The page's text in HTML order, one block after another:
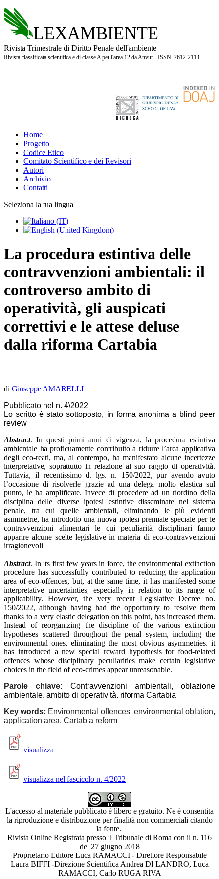
LEXAMBIENTE
Rivista Trimestrale di Diritto Penale dell'ambiente
Rivista classificata scientifica e di classe A per l'area 12 da Anvur - ISSN 2612-2113
Home
Progetto
Codice Etico
Comitato Scientifico e dei Revisori
Autori
Archivio
Contatti
Seleziona la tua lingua
La procedura estintiva delle
contravvenzioni ambientali: il
controverso ambito di
operatività, gli auspicati
correttivi e le attese deluse
dalla riforma Cartabia
di Giuseppe AMARELLI
Pubblicato nel n. 4\2022
Lo scritto è stato sottoposto, in forma anonima a blind peer
review
Abstract. In questi primi anni di vigenza, la procedura estintiva
ambientale ha proficuamente contribuito a ridurre l’area applicativa
degli eco-reati, ma, al contempo, ha manifestato alcune incertezze
interpretative, soprattutto in relazione al suo raggio di operatività.
Tuttavia, il recentissimo d. lgs. n. 150/2022, pur avendo avuto
l’occasione di risolverle grazie ad una delega molto elastica sul
punto, le ha amplificate. Invece di procedere ad un riordino della
disciplina delle diverse ipotesi estintive disseminate nel sistema
penale, tra cui quelle ambientali, eliminando le più evidenti
asimmetrie, ha introdotto una nuova ipotesi premiale speciale per le
contravvenzioni alimentari le cui peculiarità disciplinari fanno
apparire alcune scelte legislative in materia di eco-contravvenzioni
irragionevoli.
Abstract. In its first few years in force, the environmental extinction
procedure has successfully contributed to reducing the application
area of eco-offences, but, at the same time, it has manifested some
interpretative uncertainties, especially in relation to its range of
applicability. However, the very recent Legislative Decree no.
150/2022, although having had the opportunity to resolve them
thanks to a very elastic delegation on this point, has increased them.
Instead of reorganizing the discipline of the various extinction
hypotheses scattered throughout the penal system, including the
environmental ones, eliminating the most obvious asymmetries, it
has introduced a new special reward hypothesis for food-related
offences whose disciplinary peculiarities make certain legislative
choices in the field of eco-crimes appear unreasonable.
Parole chiave: Contravvenzioni ambientali, oblazione
ambientale, ambito di operatività, riforma Cartabia
Key words: Environmental offences, environmental oblation,
application area, Cartabia reform
visualizza
visualizza nel fascicolo n. 4/2022
L'accesso al materiale pubblicato è libero e gratuito. Ne è consentita
la riproduzione e distribuzione per finalità non commerciali citando
la fonte.
Rivista Online Registrata presso il Tribunale di Roma con il n. 116
del 27 giugno 2018
Proprietario Editore Luca RAMACCI - Direttore Responsabile
Laura BIFFI -Direzione Scientifica Andrea DI LANDRO, Luca
RAMACCI, Carlo RUGA RIVA